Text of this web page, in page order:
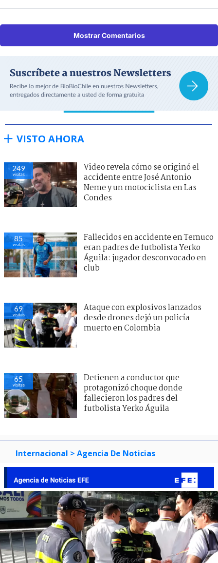
Mostrar Comentarios
VISTO AHORA
249
visitas
Video revela cómo se originó el
accidente entre José Antonio
Neme y un motociclista en Las
Condes
85
visitas
Fallecidos en accidente en Temuco
eran padres de futbolista Yerko
Águila: jugador desconvocado en
club
69
visitas
Ataque con explosivos lanzados
desde drones dejó un policía
muerto en Colombia
65
visitas
Detienen a conductor que
protagonizó choque donde
fallecieron los padres del
futbolista Yerko Águila
Internacional > Agencia De Noticias